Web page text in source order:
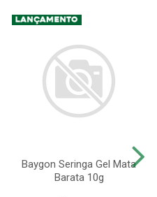
Baygon Seringa Gel Mata
Barata 10g